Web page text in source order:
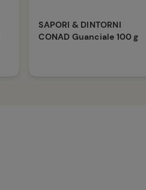
SAPORI & DINTORNI
CONAD Guanciale 100 g